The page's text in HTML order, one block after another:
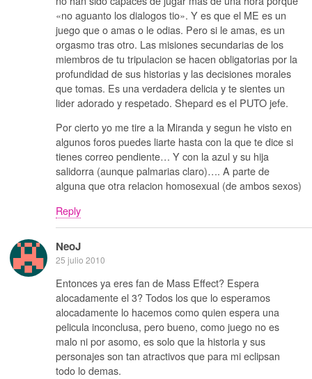
«no aguanto los dialogos tio». Y es que el ME es un
juego que o amas o le odias. Pero si le amas, es un
orgasmo tras otro. Las misiones secundarias de los
miembros de tu tripulacion se hacen obligatorias por la
profundidad de sus historias y las decisiones morales
que tomas. Es una verdadera delicia y te sientes un
lider adorado y respetado. Shepard es el PUTO jefe.
Por cierto yo me tire a la Miranda y segun he visto en
algunos foros puedes liarte hasta con la que te dice si
tienes correo pendiente… Y con la azul y su hija
salidorra (aunque palmarias claro)…. A parte de
alguna que otra relacion homosexual (de ambos sexos)
Reply
NeoJ
25 julio 2010
Entonces ya eres fan de Mass Effect? Espera
alocadamente el 3? Todos los que lo esperamos
alocadamente lo hacemos como quien espera una
pelicula inconclusa, pero bueno, como juego no es
malo ni por asomo, es solo que la historia y sus
personajes son tan atractivos que para mi eclipsan
todo lo demas.